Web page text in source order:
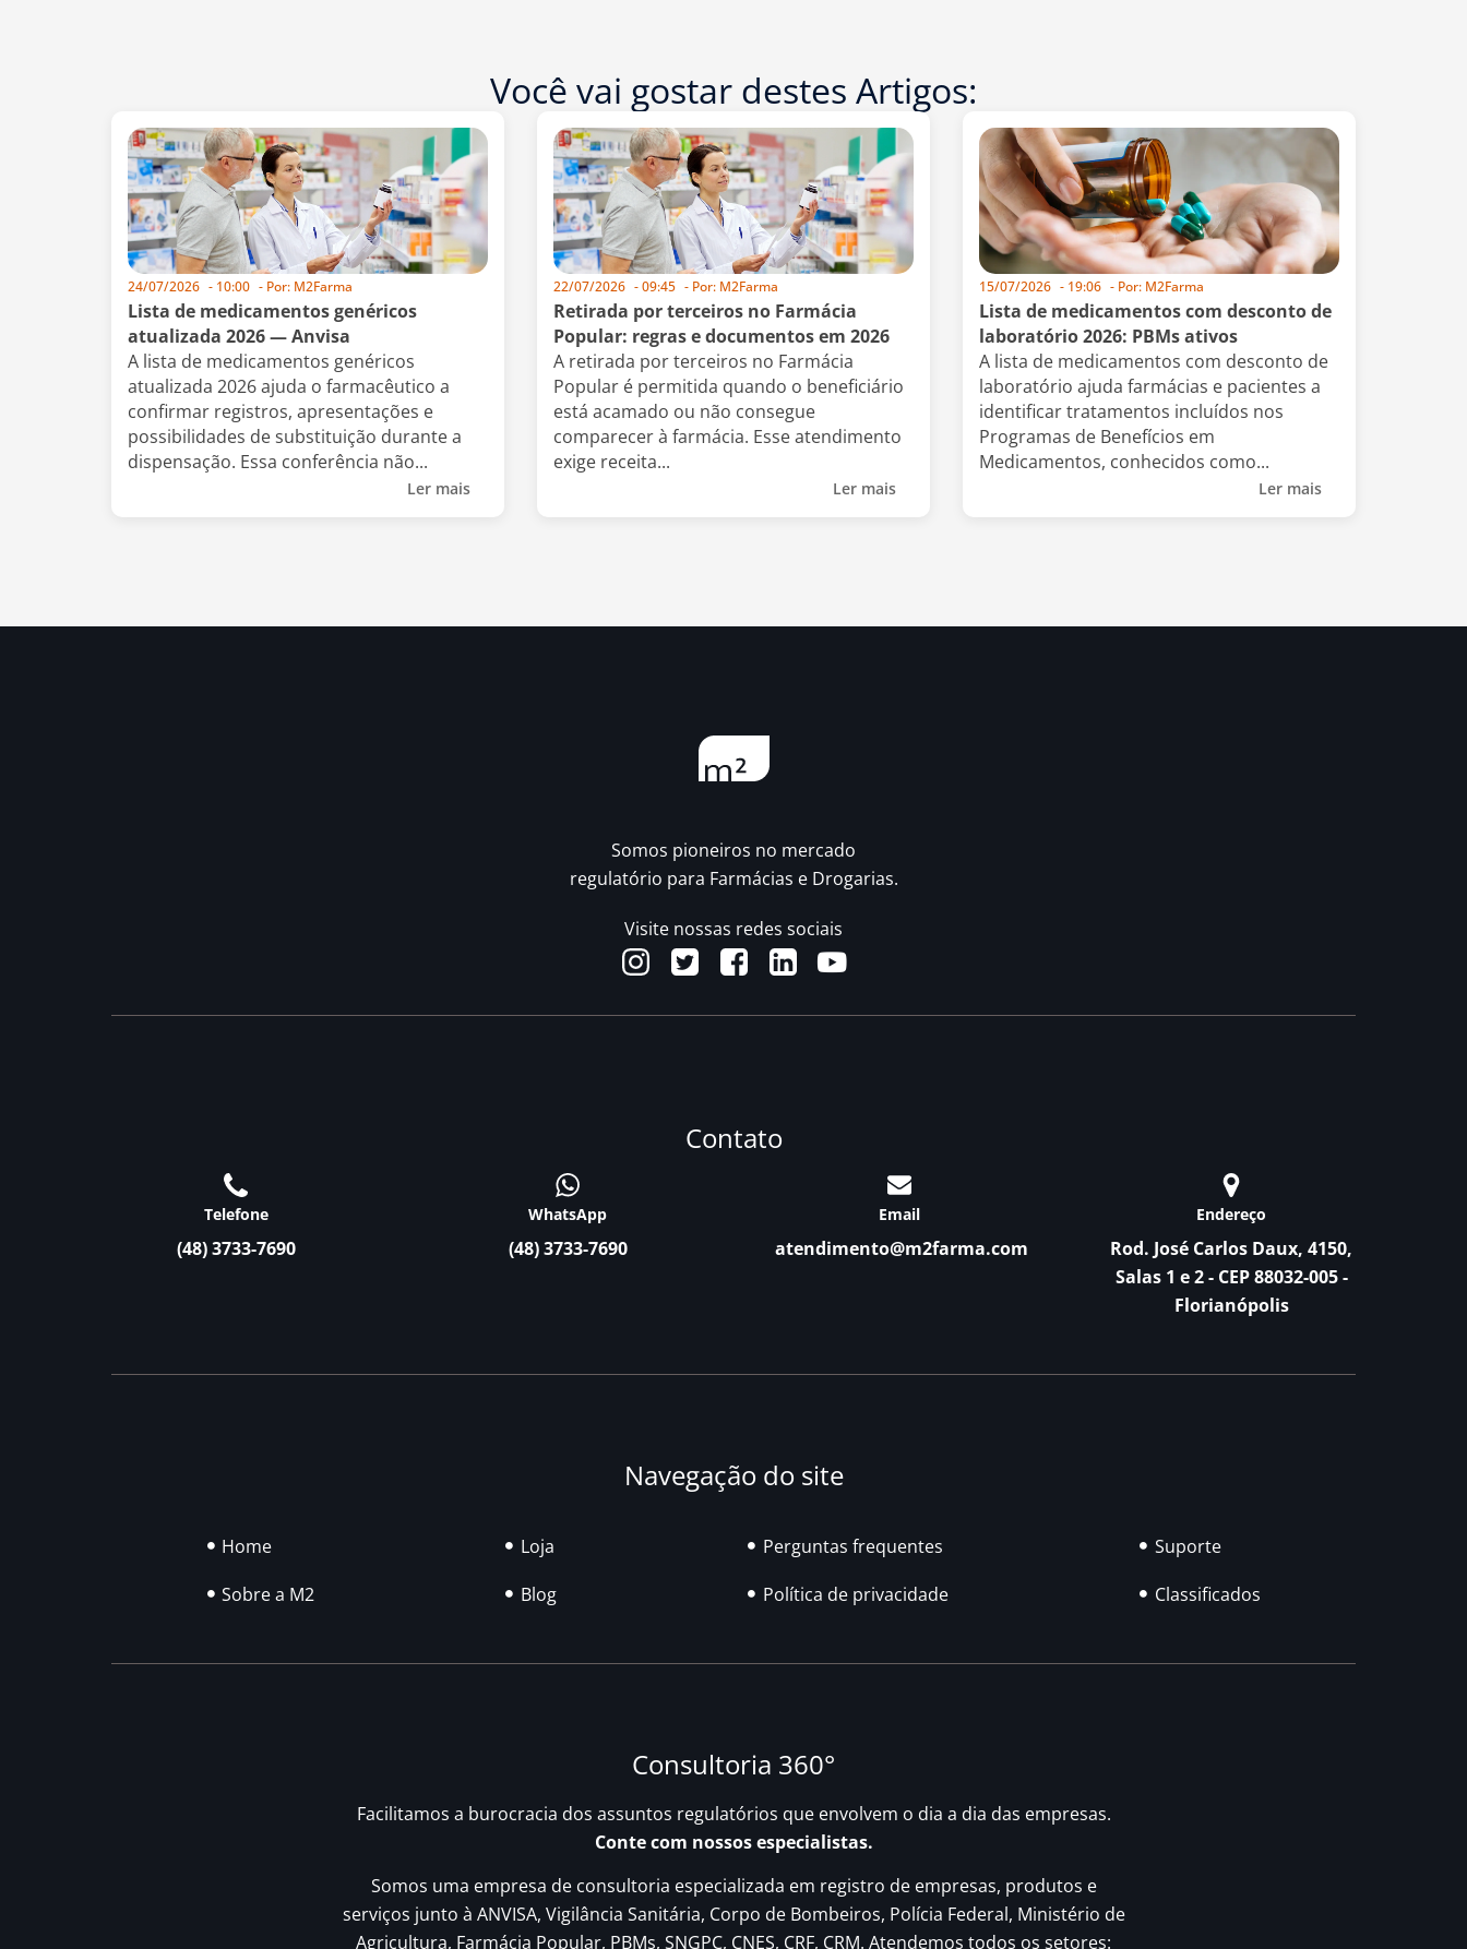
Você vai gostar destes Artigos:
24/07/2026 - 10:00 - Por: M2Farma
Lista de medicamentos genéricos
atualizada 2026 — Anvisa
A lista de medicamentos genéricos
atualizada 2026 ajuda o farmacêutico a
confirmar registros, apresentações e
possibilidades de substituição durante a
dispensação. Essa conferência não...
Ler mais
22/07/2026 -09:45 - Por: M2Farma
Retirada por terceiros no Farmácia
Popular: regras e documentos em 2026
A retirada por terceiros no Farmácia
Popular é permitida quando o beneficiário
está acamado ou não consegue
comparecer à farmácia. Esse atendimento
exige receita...
Ler mais
15/07/2026 - 19:06 - Por: M2Farma
Lista de medicamentos com desconto de
laboratório 2026: PBMs ativos
A lista de medicamentos com desconto de
laboratório ajuda farmácias e pacientes a
identificar tratamentos incluídos nos
Programas de Benefícios em
Medicamentos, conhecidos como...
Ler mais
Somos pioneiros no mercado
regulatório para Farmácias e Drogarias.
Visite nossas redes sociais
Contato
Telefone
(48) 3733-7690
WhatsApp
(48) 3733-7690
Email
atendimento@m2farma.com
Endereço
Rod. José Carlos Daux, 4150,
Salas 1 e 2 - CEP 88032-005 -
Florianópolis
Navegação do site
Home
Sobre a M2
Loja
Blog
Perguntas frequentes
Política de privacidade
Suporte
Classificados
Consultoria 360°
Facilitamos a burocracia dos assuntos regulatórios que envolvem o dia a dia das empresas.
Conte com nossos especialistas.
Somos uma empresa de consultoria especializada em registro de empresas, produtos e
serviços junto à ANVISA, Vigilância Sanitária, Corpo de Bombeiros, Polícia Federal, Ministério de
Agricultura, Farmácia Popular, PBMs, SNGPC, CNES, CRF, CRM. Atendemos todos os setores: